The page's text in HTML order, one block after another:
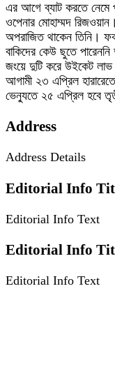
এর আগে ব্যাট করতে নেমে
ওপেনার মোহাম্মদ
অপরাজিত থাকেন তিনি।
বাকিদের কেউ ছুতে
জংয়ে দুটি করে উইকেট
আগামী ২৩ এপ্রিল
ভেন্যুতে ২৫ এপ্রিল হবে
Address
Address Details
Editorial Info
Editorial Info Text
Editorial Info
Editorial Info Text